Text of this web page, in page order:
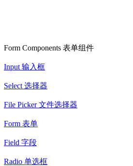
Form Components 表单组件
Input 输入框
Select 选择器
File Picker 文件选择器
Form 表单
Field 字段
Radio 单选框